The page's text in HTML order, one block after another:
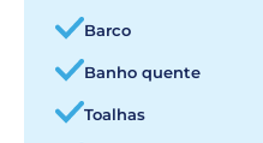
Barco
Banho quente
Toalhas